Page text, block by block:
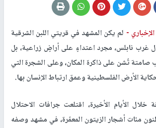
- لم يكن المشهد في قريتي اللبن الشرقية
غرب نابلس، مجرد اعتداءٍ على أراضٍ زراعية، بل
صامتة تُشن على ذاكرة المكان، وعلى الشجرة التي
الأرض الفلسطينية وعمق ارتباط الإنسان بها.
الأيام الأخيرة، اقتلعت جرافات الاحتلال
مئات أشجار الزيتون المعمّرة، في مشهد وصفه